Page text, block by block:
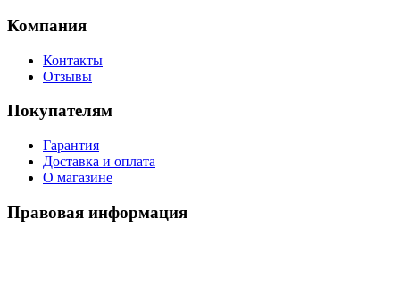
Компания
Контакты
Отзывы
Покупателям
Гарантия
Доставка и оплата
О магазине
Правовая информация